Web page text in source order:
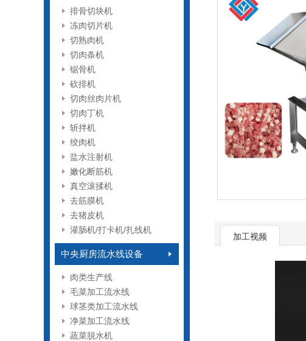
排骨切块机
冻肉切片机
切熟肉机
切肉条机
锯骨机
砍排机
切肉丝肉片机
切肉丁机
斩拌机
绞肉机
盐水注射机
嫩化断筋机
真空滚揉机
去筋膜机
去猪皮机
灌肠机/打卡机/扎线机
中央厨房流水线设备
肉类生产线
毛菜加工流水线
球茎类加工流水线
净菜加工流水线
蔬菜脱水机
加工视频